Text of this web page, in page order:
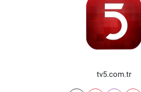
tv5.com.tr